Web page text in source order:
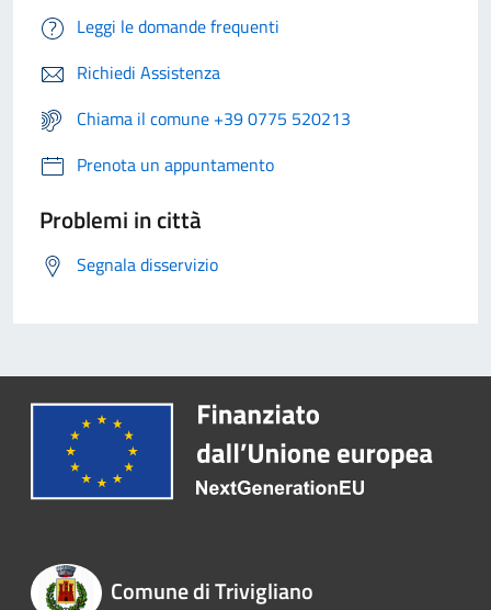
Leggi le domande frequenti
Richiedi Assistenza
Chiama il comune +39 0775 520213
Prenota un appuntamento
Problemi in città
Segnala disservizio
Comune di Trivigliano